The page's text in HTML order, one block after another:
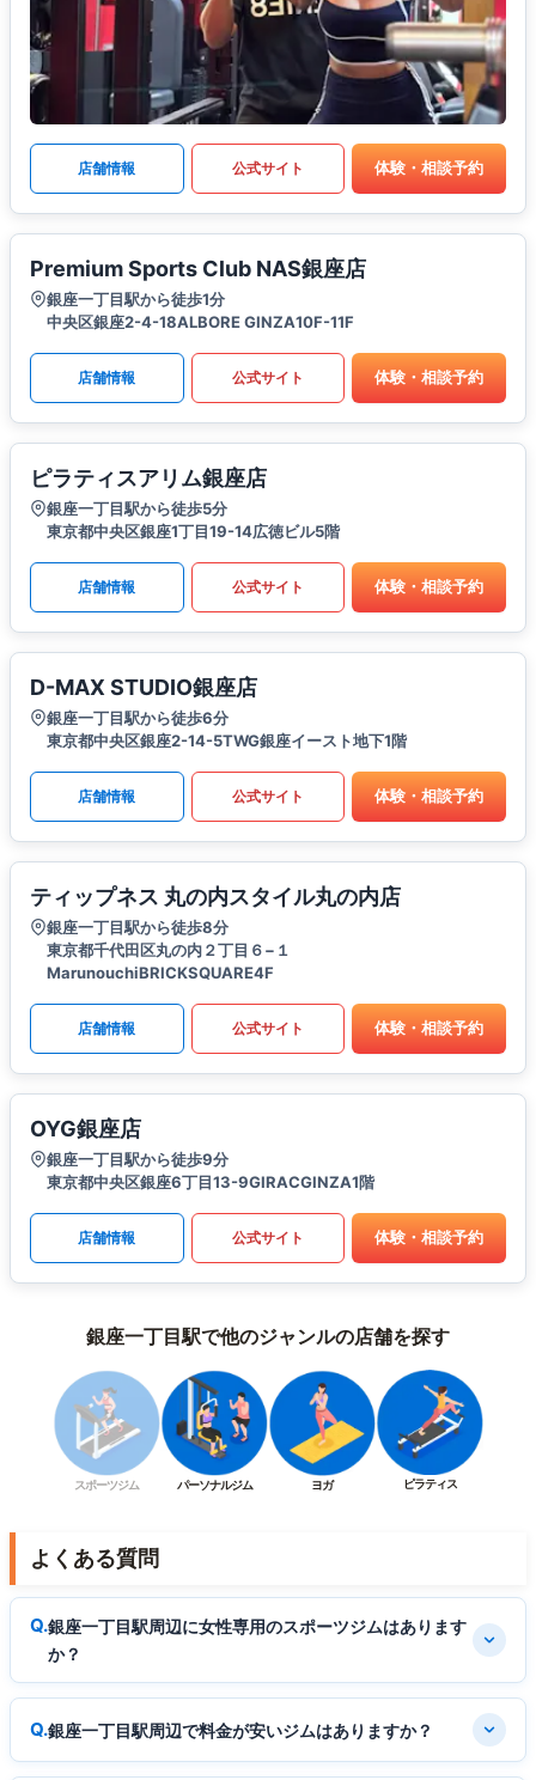
店舗情報 公式サイト 体験・相談予約
Premium Sports Club NAS銀座店
銀座一丁目駅から徒歩1分
中央区銀座2-4-18ALBORE GINZA10F-11F
店舗情報 公式サイト 体験・相談予約
ピラティスアリム銀座店
銀座一丁目駅から徒歩5分
東京都中央区銀座1丁目19-14広徳ビル5階
店舗情報 公式サイト 体験・相談予約
D-MAX STUDIO銀座店
銀座一丁目駅から徒歩6分
東京都中央区銀座2-14-5TWG銀座イースト地下1階
店舗情報 公式サイト 体験・相談予約
ティップネス 丸の内スタイル丸の内店
銀座一丁目駅から徒歩8分
東京都千代田区丸の内２丁目６−１
MarunouchiBRICKSQUARE4F
店舗情報 公式サイト 体験・相談予約
OYG銀座店
銀座一丁目駅から徒歩9分
東京都中央区銀座6丁目13-9GIRACGINZA1階
店舗情報 公式サイト 体験・相談予約
銀座一丁目駅で他のジャンルの店舗を探す
スポーツジム パーソナルジム ヨガ ピラティス
よくある質問
銀座一丁目駅周辺に女性専用のスポーツジムはあります
か？
銀座一丁目駅周辺で料金が安いジムはありますか？